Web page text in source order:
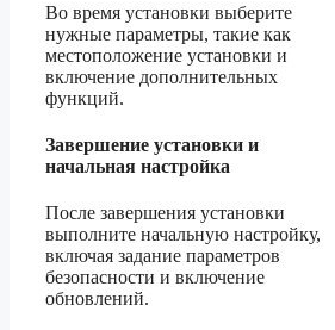
Во время установки выберите
нужные параметры, такие как
местоположение установки и
включение дополнительных
функций.
Завершение установки и
начальная настройка
После завершения установки
выполните начальную настройку,
включая задание параметров
безопасности и включение
обновлений.